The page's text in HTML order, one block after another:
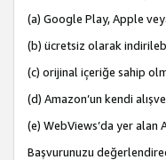
(a) Google Play, Apple
(b) ücretsiz olarak
(c) orijinal içeriğe sahip
(d) Amazon’un kendi
(e) WebViews’da yer alan
Başvurunuzu